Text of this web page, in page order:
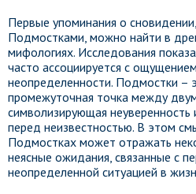
Первые упоминания о
Подмостками, можно найти в
мифологиях. Исследования
часто ассоциируется с
неопределенности. Подмостки –
промежуточная точка между
символизирующая неуверенность
перед неизвестностью. В этом
Подмостках может отражать
неясные ожидания, связанные с
неопределенной ситуацией в